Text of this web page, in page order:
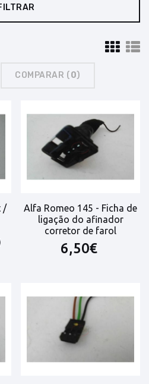
COMPARAR (0)
/
Alfa Romeo 145 - Ficha de
ligação do afinador
corretor de farol
6,50€